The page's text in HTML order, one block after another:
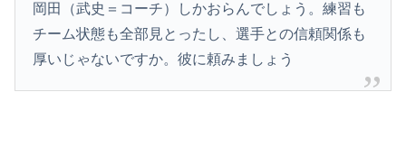
岡田（武史＝コーチ）しかおらんでしょう。練習も
チーム状態も全部見とったし、選手との信頼関係も
厚いじゃないですか。彼に頼みましょう